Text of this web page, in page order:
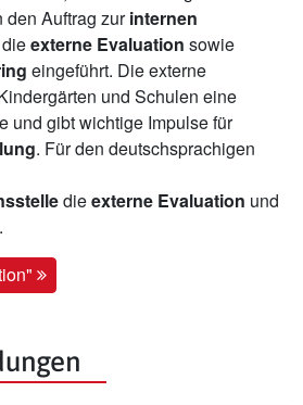
Auftrag zurinternen
externe Evaluation sowie
eingeführt. Die externe
und Schulen eine
und gibt wichtige Impulse für
. Für den deutschsprachigen
dieexterne Evaluation und